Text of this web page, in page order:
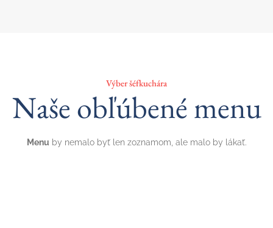
Výber šéfkuchára
Naše obľúbené menu
Menu by nemalo byť len zoznamom, ale malo by lákať.